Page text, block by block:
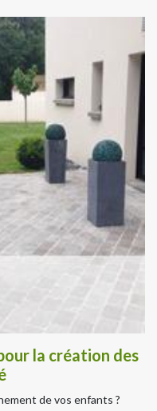
la création des
de vos enfants ?